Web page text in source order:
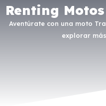
Renting
Aventúrate con una moto
explorar